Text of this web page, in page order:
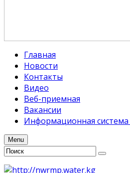
Главная
Новости
Контакты
Видео
Веб-приемная
Вакансии
Информационная
Menu